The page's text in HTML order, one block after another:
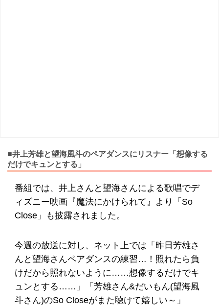
■井上芳雄と望海風斗のペアダンスにリスナー「想像する
だけでキュンとする」
番組では、井上さんと望海さんによる歌唱でデ
ィズニー映画『魔法にかけられて』より「So
Close」も披露されました。
今週の放送に対し、ネット上では「昨日芳雄さ
んと望海さんペアダンスの練習…！照れたら負
けだから照れないように……想像するだけでキ
ュンとする……」「芳雄さん&だいもん(望海風
斗さん)のSo Closeがまた聴けて嬉しい～」